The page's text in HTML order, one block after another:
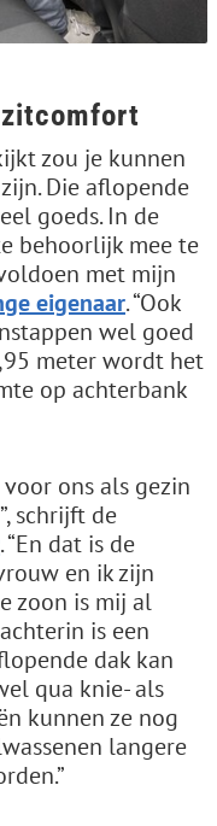
zou je kunnen
Die aflopende
goeds. In de
behoorlijk mee te
met mijn
eigenaar. “Ook
wel goed
meter wordt het
op achterbank
ons als gezin
schrijft de
. “En dat is de
en ik zijn
zoon is mij al
is een
dak kan
qua knie- als
kunnen ze nog
langere